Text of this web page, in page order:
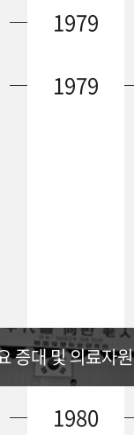
1979
1979
증대 및 의료자
1980